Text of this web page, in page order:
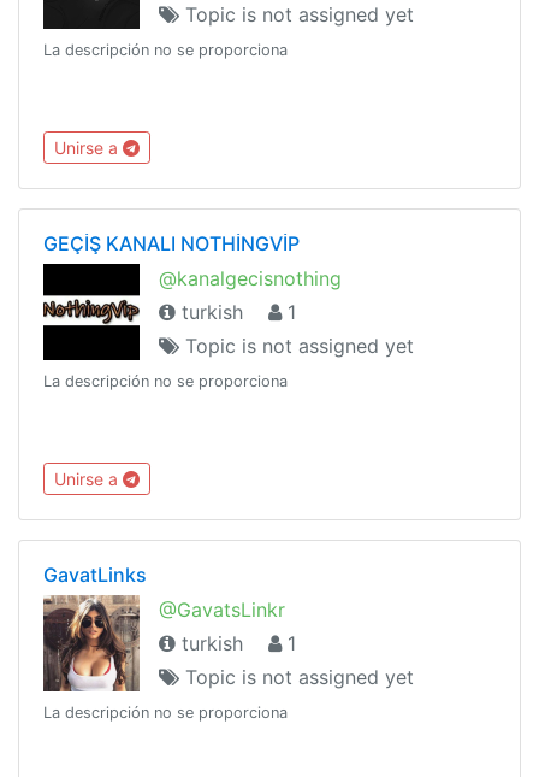
Topic is not assigned yet
La descripción no se proporciona
Unirse a
GEÇİŞ KANALI NOTHİNGVİP
@kanalgecisnothing
turkish
1
Topic is not assigned yet
La descripción no se proporciona
Unirse a
GavatLinks
@GavatsLinkr
turkish
1
Topic is not assigned yet
La descripción no se proporciona